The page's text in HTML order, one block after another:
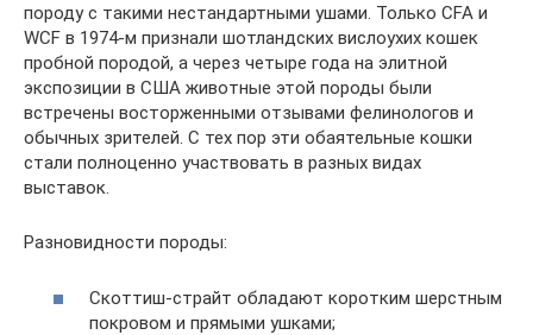
породу с такими нестандартными ушами. Только CFA и
WCF в 1974-м признали шотландских вислоухих кошек
пробной породой, а через четыре года на элитной
экспозиции в США животные этой породы были
встречены восторженными отзывами фелинологов и
обычных зрителей. С тех пор эти обаятельные кошки
стали полноценно участвовать в разных видах
выставок.
Разновидности породы:
Скоттиш-страйт обладают коротким шерстным
покровом и прямыми ушками;